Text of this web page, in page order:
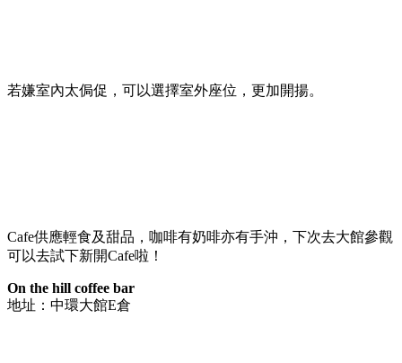
若嫌室內太侷促，可以選擇室外座位，更加開揚。
Cafe供應輕食及甜品，咖啡有奶啡亦有手沖，下次去大館參觀
可以去試下新開Cafe啦！
On the hill coffee bar
地址：中環大館E倉